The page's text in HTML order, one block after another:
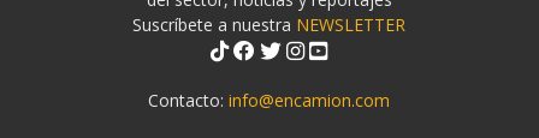
Suscríbete a nuestra NEWSLETTER
Contacto:info@encamion.com